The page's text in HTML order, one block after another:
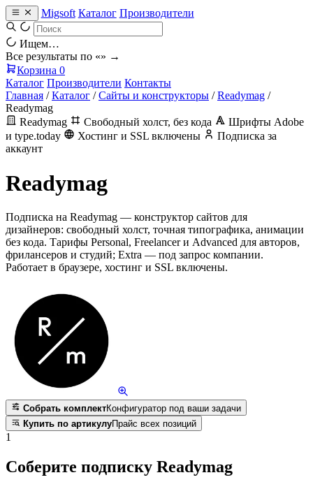
Migsoft Каталог Производители
Ищем…
Все результаты по «» →
Корзина 0
Каталог Производители Контакты
Главная / Каталог / Сайты и конструкторы / Readymag /
Readymag
Readymag
Свободный холст, без кода
Шрифты Adobe
и type.today
Хостинг и SSL включены
Подписка за
аккаунт
Readymag
Подписка на Readymag — конструктор сайтов для
дизайнеров: свободный холст, точная типографика, анимации
без кода. Тарифы Personal, Freelancer и Advanced для авторов,
фрилансеров и студий; Extra — под запрос компании.
Работает в браузере, хостинг и SSL включены.
Собрать комплектКонфигуратор под ваши задачи
Купить по артикулуПрайс всех позиций
1
Соберите подписку Readymag